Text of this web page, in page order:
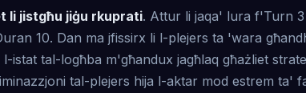
li jistgħu jiġu rkuprati. Attur li jaqa' lura f'Turn
10. Dan ma jfissirx li l-plejers ta 'wara
istat tal-logħba m'għandux jagħlaq għażliet
tal-plejers hija l-aktar mod estrem ta'